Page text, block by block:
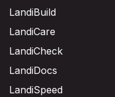
LandiBuild
LandiCare
LandiCheck
LandiDocs
LandiSpeed